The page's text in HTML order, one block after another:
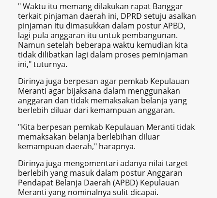
" Waktu itu memang dilakukan rapat Banggar
terkait pinjaman daerah ini, DPRD setuju asalkan
pinjaman itu dimasukkan dalam postur APBD,
lagi pula anggaran itu untuk pembangunan.
Namun setelah beberapa waktu kemudian kita
tidak dilibatkan lagi dalam proses peminjaman
ini," tuturnya.
Dirinya juga berpesan agar pemkab Kepulauan
Meranti agar bijaksana dalam menggunakan
anggaran dan tidak memaksakan belanja yang
berlebih diluar dari kemampuan anggaran.
"Kita berpesan pemkab Kepulauan Meranti tidak
memaksakan belanja berlebihan diluar
kemampuan daerah," harapnya.
Dirinya juga mengomentari adanya nilai target
berlebih yang masuk dalam postur Anggaran
Pendapat Belanja Daerah (APBD) Kepulauan
Meranti yang nominalnya sulit dicapai.